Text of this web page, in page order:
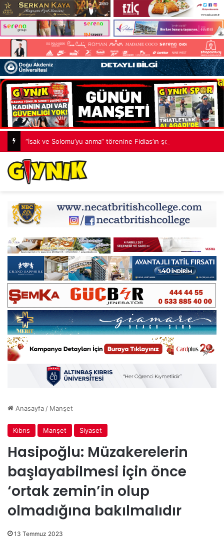
Anasayfa/ Manşet
Kıbrıs Manşet Siyaset
Hasipoğlu: Müzakerelerin
başlayabilmesi için önce
‘ortak zemin’in olup
olmadığına bakılmalıdır
13 Temmuz 2023